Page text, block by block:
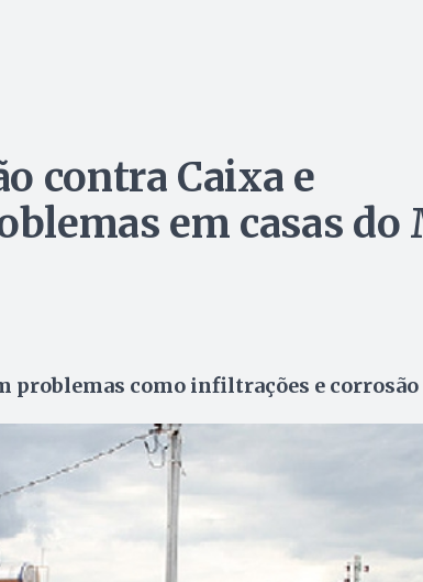
contra Caixa e
em casas do
problemas como infiltrações e corrosão